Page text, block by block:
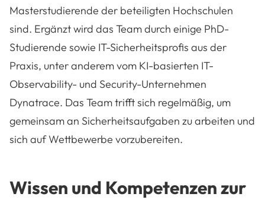
Masterstudierende der beteiligten Hochschulen
sind. Ergänzt wird das Team durch einige PhD-
Studierende sowie IT-Sicherheitsprofis aus der
Praxis, unter anderem vom KI-basierten IT-
Observability- und Security-Unternehmen
Dynatrace. Das Team trifft sich regelmäßig, um
gemeinsam an Sicherheitsaufgaben zu arbeiten und
sich auf Wettbewerbe vorzubereiten.
Wissen und Kompetenzen zur